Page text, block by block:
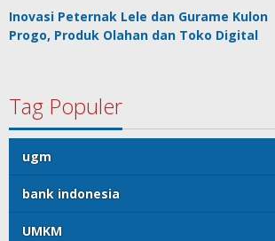
Inovasi Peternak Lele dan Gurame Kulon
Progo, Produk Olahan dan Toko Digital
Tag Populer
ugm
bank indonesia
UMKM